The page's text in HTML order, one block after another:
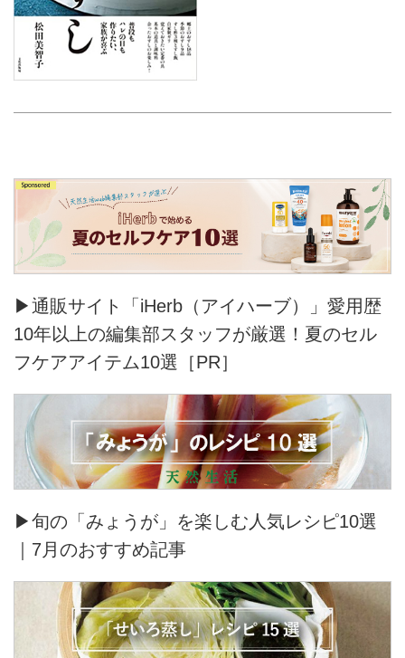
▶通販サイト「iHerb（アイハーブ）」愛用歴
10年以上の編集部スタッフが厳選！夏のセル
フケアアイテム10選［PR］
▶旬の「みょうが」を楽しむ人気レシピ10選
｜7月のおすすめ記事